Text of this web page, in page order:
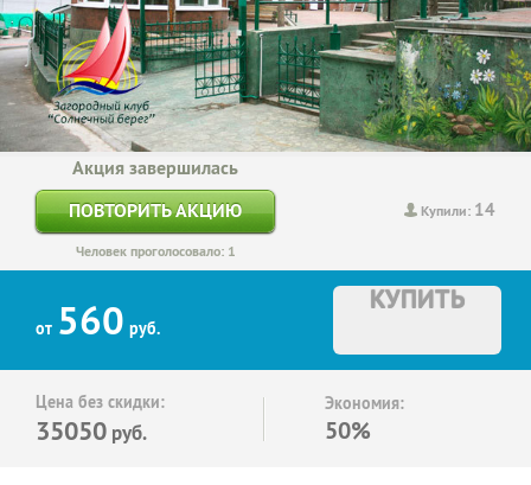
Купили: 14
Акция завершилась
ПОВТОРИТЬ АКЦИЮ
Человек проголосовало: 1
от 560 руб.
КУПИТЬ
Цена без скидки:
35050 руб.
Экономия:
50%